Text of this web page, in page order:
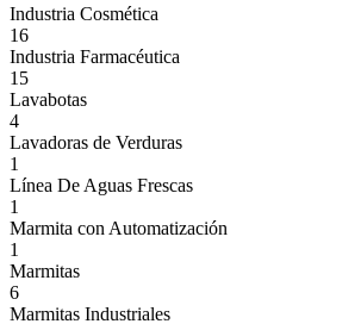
Industria Cosmética
16
Industria Farmacéutica
15
Lavabotas
4
Lavadoras de Verduras
1
Línea De Aguas Frescas
1
Marmita con Automatización
1
Marmitas
6
Marmitas Industriales